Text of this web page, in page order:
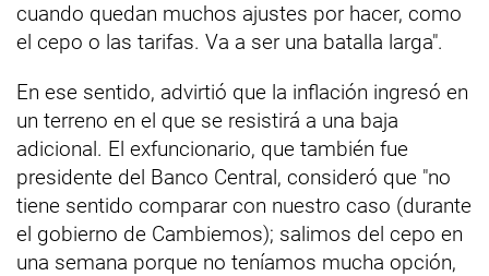
cuando quedan muchos ajustes por hacer, como
el cepo o las tarifas. Va a ser una batalla larga".
En ese sentido, advirtió que la inflación ingresó en
un terreno en el que se resistirá a una baja
adicional. El exfuncionario, que también fue
presidente del Banco Central, consideró que "no
tiene sentido comparar con nuestro caso (durante
el gobierno de Cambiemos); salimos del cepo en
una semana porque no teníamos mucha opción,